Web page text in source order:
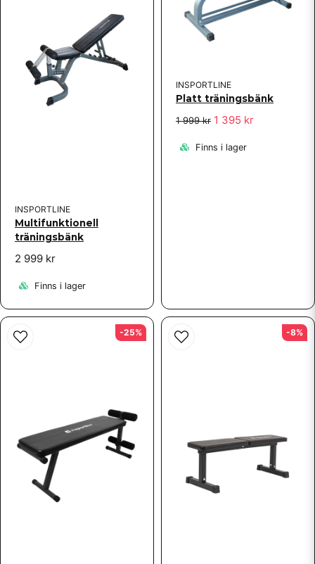
INSPORTLINE
Multifunktionell
träningsbänk
2 999 kr
Finns i lager
INSPORTLINE
Platt träningsbänk
1 999 kr 1 395 kr
Finns i lager
-25% -8%